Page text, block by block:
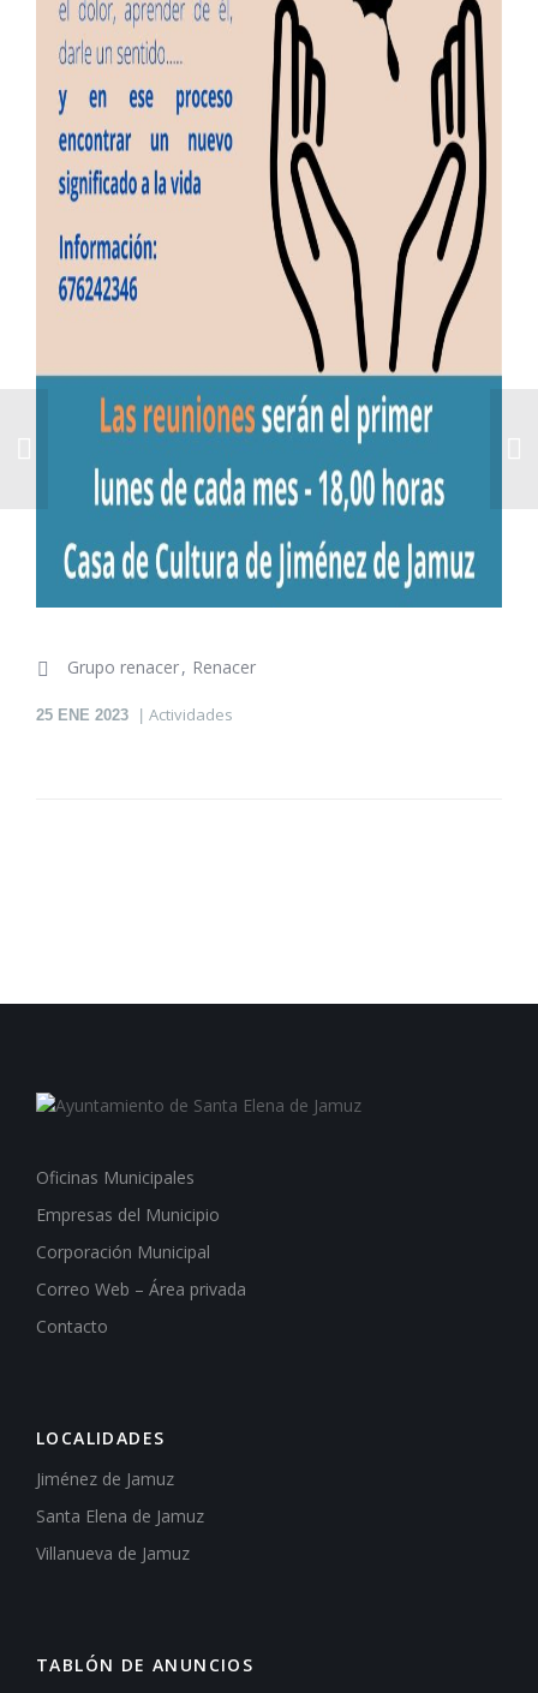
Grupo renacer Renacer
25 ENE 2023 Actividades
Oficinas Municipales
Empresas del Municipio
Corporación Municipal
Correo Web – Área privada
Contacto
LOCALIDADES
Jiménez de Jamuz
Santa Elena de Jamuz
Villanueva de Jamuz
TABLÓN DE ANUNCIOS